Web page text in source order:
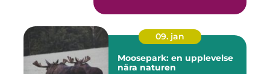
09. jan
Moosepark: en upplevelse
nära naturen